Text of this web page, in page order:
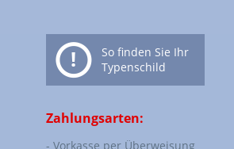
So finden Sie Ihr
Typenschild
Zahlungsarten:
- Vorkasse per Überweisung